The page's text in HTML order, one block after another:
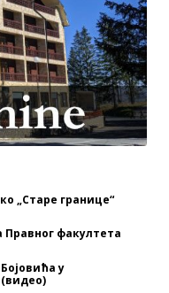
„Старе границе“
Правног факултета
у